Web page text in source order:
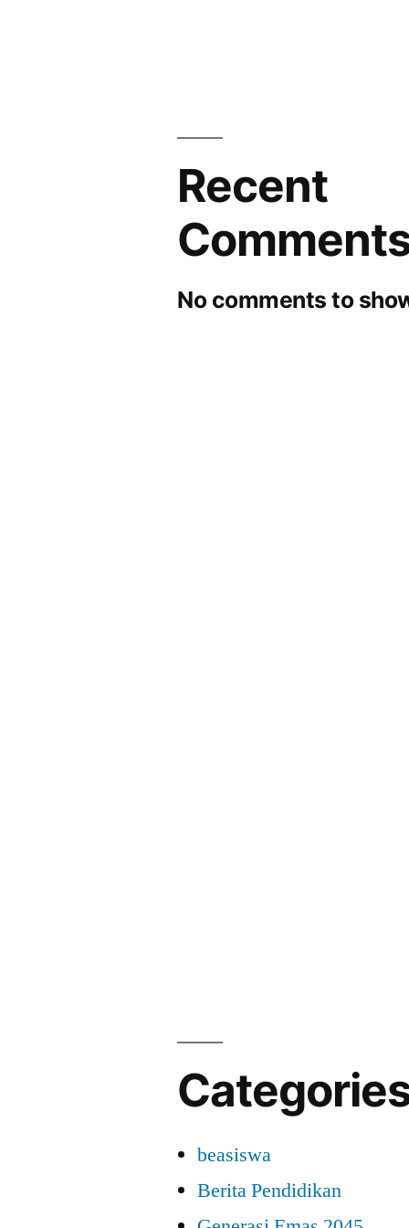
Recent
No comments to
beasiswa
Berita Pendidikan